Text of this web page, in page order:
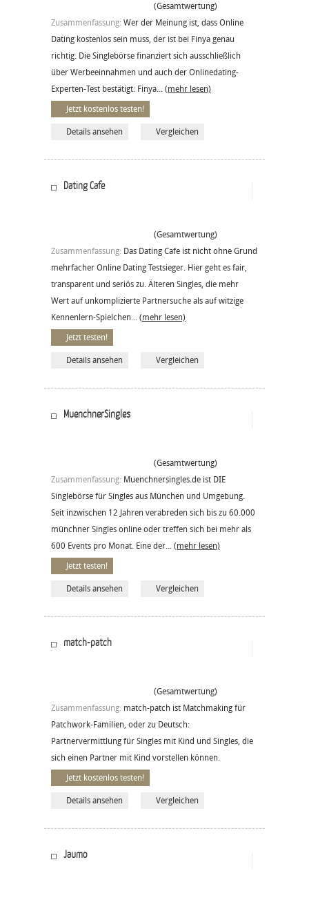
(Gesamtwertung)
Zusammenfassung: Wer der Meinung ist, dass Online
Dating kostenlos sein muss, der ist bei Finya genau
richtig. Die Singlebörse finanziert sich ausschließlich
über Werbeeinnahmen und auch der Onlinedating-
Experten-Test bestätigt: Finya... (mehr lesen)
Jetzt kostenlos testen!
Details ansehen Vergleichen
Dating Cafe
(Gesamtwertung)
Zusammenfassung: Das Dating Cafe ist nicht ohne Grund
mehrfacher Online Dating Testsieger. Hier geht es fair,
transparent und seriös zu. Älteren Singles, die mehr
Wert auf unkomplizierte Partnersuche als auf witzige
Kennenlern-Spielchen... (mehr lesen)
Jetzt testen!
Details ansehen Vergleichen
MuenchnerSingles
(Gesamtwertung)
Zusammenfassung: Muenchnersingles.de ist DIE
Singlebörse für Singles aus München und Umgebung.
Seit inzwischen 12 Jahren verabreden sich bis zu 60.000
münchner Singles online oder treffen sich bei mehr als
600 Events pro Monat. Eine der... (mehr lesen)
Jetzt testen!
Details ansehen Vergleichen
match-patch
(Gesamtwertung)
Zusammenfassung: match-patch ist Matchmaking für
Patchwork-Familien, oder zu Deutsch:
Partnervermittlung für Singles mit Kind und Singles, die
sich einen Partner mit Kind vorstellen können.
Jetzt kostenlos testen!
Details ansehen Vergleichen
Jaumo